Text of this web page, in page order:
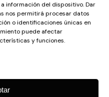
información del dispositivo. Dar
nos permitirá procesar datos
o identificaciones únicas en
puede afectar
y funciones.